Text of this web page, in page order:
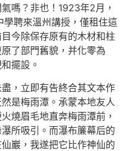
嗎？非也！1923年2月，
聘來溫州講授，僅租住這
今除保存原有的木材和柱
了部門舊貌，并化零為
擺設。
，立即有告終合其文本作
是梅雨潭。承蒙本地友人
燒眉毛地直奔梅雨潭前，
所吸引。而瀑布簾幕后的
巖，我遂把它比作神仙的